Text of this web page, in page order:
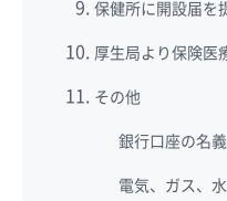
保健所に開設届を
厚生局より保険医
その他
銀行口座の名
電気、ガス、